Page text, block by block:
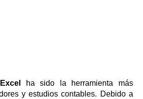
Excel
ha sido la herramienta más
y estudios contables. Debido a